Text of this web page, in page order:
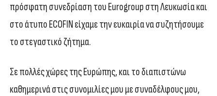
πρόσφατη συνεδρίαση του Eurogroup στη Λευκωσία και
στο άτυπο ECOFIN είχαμε την ευκαιρία να συζητήσουμε
το στεγαστικό ζήτημα.
Σε πολλές χώρες της Ευρώπης, και το διαπιστώνω
καθημερινά στις συνομιλίες μου με συναδέλφους μου,